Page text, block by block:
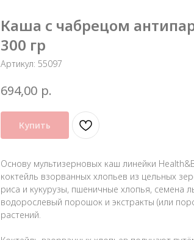
Каша с чабрецом
300 гр
Артикул: 55097
694,00 р.
Купить
Основу мультизерновых каш линейки
коктейль взорванных хлопьев из цельных
риса и кукурузы, пшеничные хлопья, семена
водорослевый порошок и экстракты (или
растений.